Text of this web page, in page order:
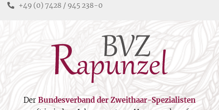
+49 (0) 7428 / 945 238-0
Der Bundesverband der Zweithaar-Spezialisten